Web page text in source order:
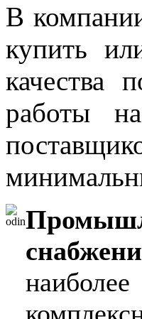
В
купить
качества
работы
наиболее